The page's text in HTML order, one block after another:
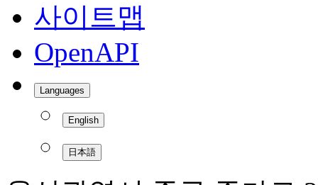
사이트맵
OpenAPI
Languages
English
日本語